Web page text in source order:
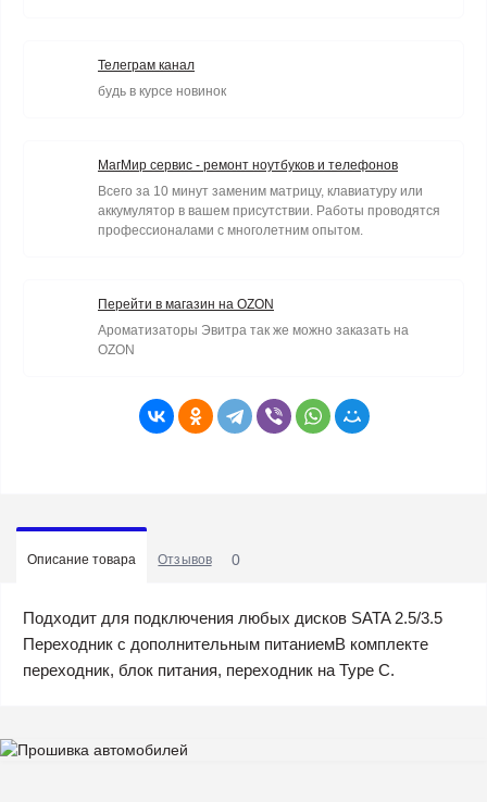
Телеграм канал
будь в курсе новинок
МагМир сервис - ремонт ноутбуков и телефонов
Всего за 10 минут заменим матрицу, клавиатуру или
аккумулятор в вашем присутствии. Работы проводятся
профессионалами с многолетним опытом.
Перейти в магазин на OZON
Ароматизаторы Эвитра так же можно заказать на
OZON
Описание товара Отзывов 0
Подходит для подключения любых дисков SATA 2.5/3.5
Переходник с дополнительным питаниемВ комплекте
переходник, блок питания, переходник на Type C.